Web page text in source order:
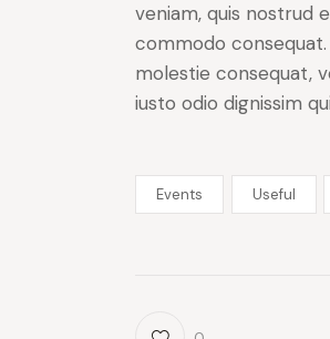
veniam, quis nostrud
commodo
molestie consequat,
iusto odio dignissim
Events Useful